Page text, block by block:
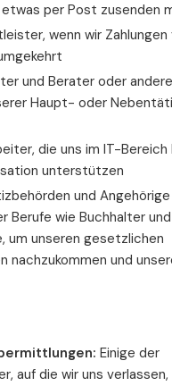
etwas per Post zusenden
wenn wir Zahlungen
und Berater oder
Haupt- oder
die uns im IT-
unterstützen
und Angehörige
Berufe wie Buchhalter und
um unseren gesetzlichen
nachzukommen und
Einige der
auf die wir uns